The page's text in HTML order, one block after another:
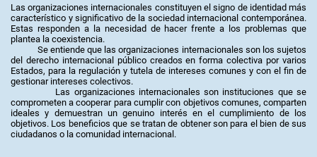
Las organizaciones internacionales constituyen el signo de identidad más
característico y significativo de la sociedad internacional contemporánea.
Estas responden a la necesidad de hacer frente a los problemas que
plantea la coexistencia.
Se entiende que las organizaciones internacionales son los sujetos
del derecho internacional público creados en forma colectiva por varios
Estados, para la regulación y tutela de intereses comunes y con el fin de
gestionar intereses colectivos.
Las organizaciones internacionales son instituciones que se
comprometen a cooperar para cumplir con objetivos comunes, comparten
ideales y demuestran un genuino interés en el cumplimiento de los
objetivos. Los beneficios que se tratan de obtener son para el bien de sus
ciudadanos o la comunidad internacional.